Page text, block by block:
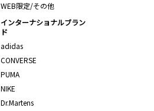
WEB限定/その他
インターナショナルブラン
ド
adidas
CONVERSE
PUMA
NIKE
Dr.Martens